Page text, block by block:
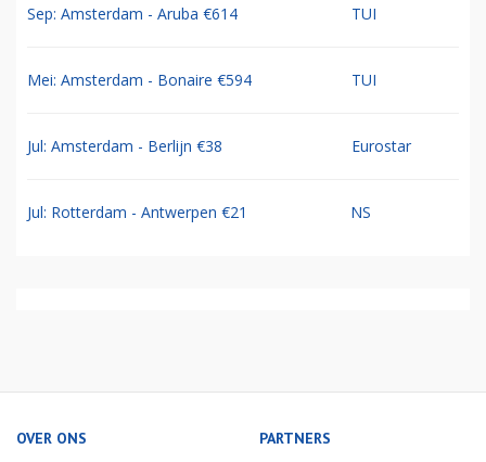
Sep: Amsterdam - Aruba €614 TUI
Mei: Amsterdam - Bonaire €594 TUI
Jul: Amsterdam - Berlijn €38 Eurostar
Jul: Rotterdam - Antwerpen €21 NS
OVER ONS PARTNERS